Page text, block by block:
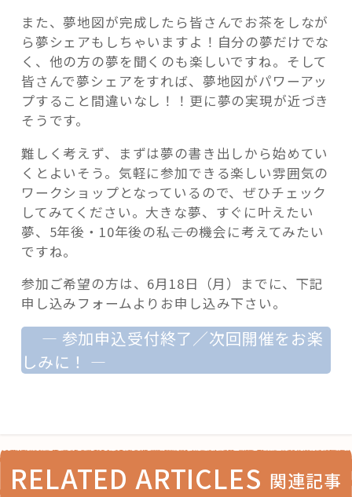
また、夢地図が完成したら皆さんでお茶をしなが
ら夢シェアもしちゃいますよ！自分の夢だけでな
く、他の方の夢を聞くのも楽しいですね。そして
皆さんで夢シェアをすれば、夢地図がパワーアッ
プすること間違いなし！！更に夢の実現が近づき
そうです。
難しく考えず、まずは夢の書き出しから始めてい
くとよいそう。気軽に参加できる楽しい雰囲気の
ワークショップとなっているので、ぜひチェック
してみてください。大きな夢、すぐに叶えたい
夢、5年後・10年後の私――この機会に考えてみたい
ですね。
参加ご希望の方は、6月18日（月）までに、下記
申し込みフォームよりお申し込み下さい。
— 参加申込受付終了／次回開催をお楽
しみに！ —
RELATED ARTICLES 関連記事